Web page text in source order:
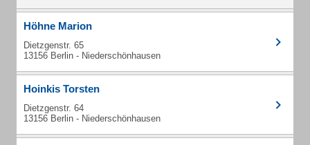
Höhne Marion
Dietzgenstr. 65
13156 Berlin - Niederschönhausen
Hoinkis Torsten
Dietzgenstr. 64
13156 Berlin - Niederschönhausen